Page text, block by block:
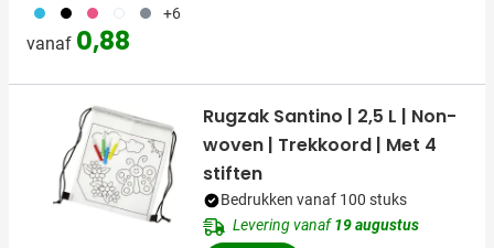
033 001 046 002 003 +6
vanaf 0,88
Rugzak Santino | 2,5 L | Non-
woven | Trekkoord | Met 4
stiften
Bedrukken vanaf 100 stuks
Levering vanaf19 augustus